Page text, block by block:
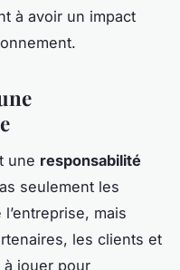
à avoir un impact
une responsabilité
seulement les
mais
les clients et
à jouer pour